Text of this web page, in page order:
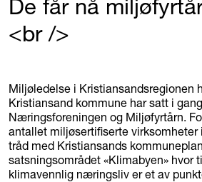
De får nå
<br />
Miljøledelse i Kristiansandsregionen
Kristiansand kommune har satt i
Næringsforeningen og Miljøfyrtårn.
antallet miljøsertifiserte virksomheter
tråd med Kristiansands
satsningsområdet «Klimabyen» hvor
klimavennlig næringsliv er et av